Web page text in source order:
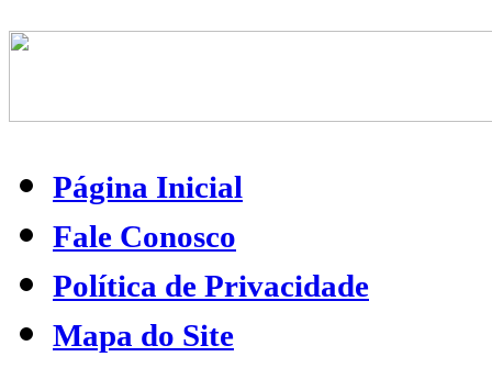
Página Inicial
Fale Conosco
Política de Privacidade
Mapa do Site